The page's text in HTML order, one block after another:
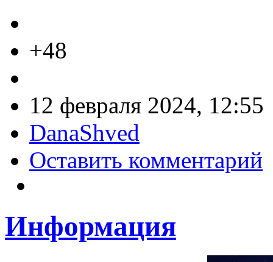
+48
12 февраля 2024, 12:55
DanaShved
Оставить комментарий
Информация